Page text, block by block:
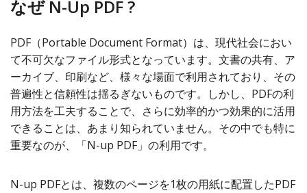
なぜ N-Up PDF ?
PDF（Portable Document Format）は、現代社会におい
て不可欠なファイル形式となっています。文書の共有、ア
ーカイブ、印刷など、様々な場面で利用されており、その
普遍性と信頼性は揺るぎないものです。しかし、PDFの利
用方法を工夫することで、さらに効率的かつ効果的に活用
できることは、あまり知られていません。その中でも特に
重要なのが、「N-up PDF」の利用です。
N-up PDFとは、複数のページを1枚の用紙に配置したPDF